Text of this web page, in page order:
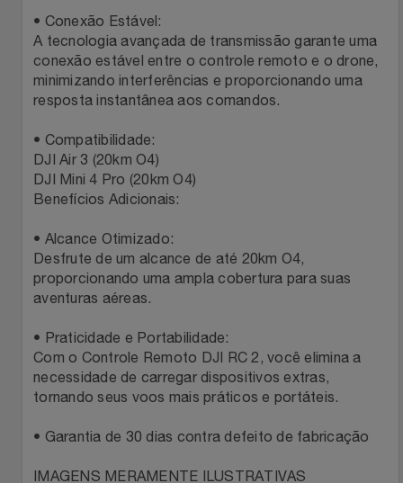
Móveis
Natal
Óculos
Páscoa
Perfume
Multi
Natura
Oster
Ponto Frio
Porto Brasil
Topstore
• Conexão Estável:
A tecnologia avançada de transmissão garante uma
conexão estável entre o controle remoto e o drone,
minimizando interferências e proporcionando uma
resposta instantânea aos comandos.
• Compatibilidade:
DJI Air 3 (20km O4)
DJI Mini 4 Pro (20km O4)
Benefícios Adicionais:
• Alcance Otimizado:
Desfrute de um alcance de até 20km O4,
proporcionando uma ampla cobertura para suas
aventuras aéreas.
• Praticidade e Portabilidade:
Com o Controle Remoto DJI RC 2, você elimina a
necessidade de carregar dispositivos extras,
tornando seus voos mais práticos e portáteis.
• Garantia de 30 dias contra defeito de fabricação
IMAGENS MERAMENTE ILUSTRATIVAS